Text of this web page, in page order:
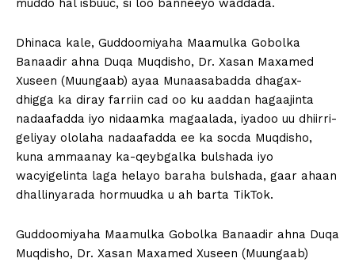
muddo hal isbuuc, si loo banneeyo waddada.
Dhinaca kale, Guddoomiyaha Maamulka Gobolka
Banaadir ahna Duqa Muqdisho, Dr. Xasan Maxamed
Xuseen (Muungaab) ayaa Munaasabadda dhagax-
dhigga ka diray farriin cad oo ku aaddan hagaajinta
nadaafadda iyo nidaamka magaalada, iyadoo uu dhiirri-
geliyay ololaha nadaafadda ee ka socda Muqdisho,
kuna ammaanay ka-qeybgalka bulshada iyo
wacyigelinta laga helayo baraha bulshada, gaar ahaan
dhallinyarada hormuudka u ah barta TikTok.
Guddoomiyaha Maamulka Gobolka Banaadir ahna Duqa
Muqdisho, Dr. Xasan Maxamed Xuseen (Muungaab)